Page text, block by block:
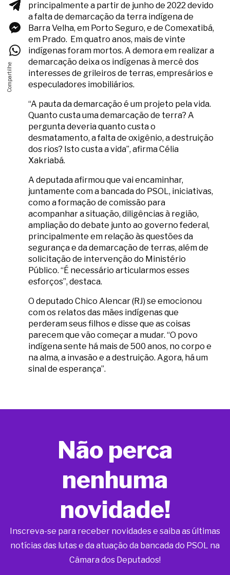
principalmente a partir de junho de 2022 devido
a falta de demarcação da terra indígena de
Barra Velha, em Porto Seguro, e de Comexatibá,
em Prado. Em quatro anos, mais de vinte
indígenas foram mortos. A demora em realizar a
demarcação deixa os indígenas à mercê dos
interesses de grileiros de terras, empresários e
especuladores imobiliários.
“A pauta da demarcação é um projeto pela vida.
Quanto custa uma demarcação de terra? A
pergunta deveria quanto custa o
desmatamento, a falta de oxigênio, a destruição
dos rios? Isto custa a vida”, afirma Célia
Xakriabá.
A deputada afirmou que vai encaminhar,
juntamente com a bancada do PSOL, iniciativas,
como a formação de comissão para
acompanhar a situação, diligências à região,
ampliação do debate junto ao governo federal,
principalmente em relação às questões da
segurança e da demarcação de terras, além de
solicitação de intervenção do Ministério
Público. “É necessário articularmos esses
esforços”, destaca.
O deputado Chico Alencar (RJ) se emocionou
com os relatos das mães indígenas que
perderam seus filhos e disse que as coisas
parecem que vão começar a mudar. “O povo
indígena sente há mais de 500 anos, no corpo e
na alma, a invasão e a destruição. Agora, há um
sinal de esperança”.
Não perca
nenhuma
novidade!
Inscreva-se para receber novidades e saiba as últimas
notícias das lutas e da atuação da bancada do PSOL na
Câmara dos Deputados!